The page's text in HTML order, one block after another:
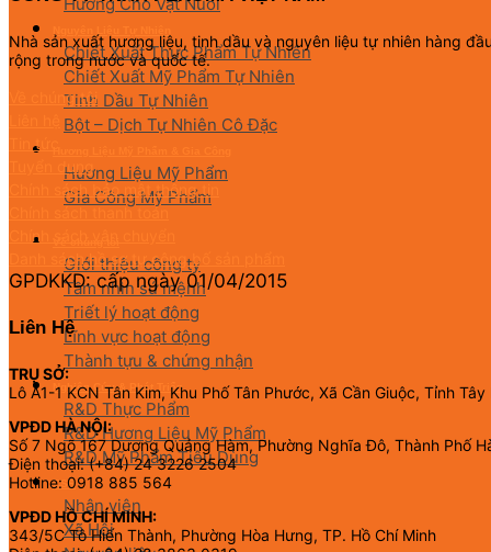
Chiết Xuất Thực Phẩm Tự Nhiên
Chiết Xuất Mỹ Phẩm Tự Nhiên
Tinh Dầu Tự Nhiên
Bột – Dịch Tự Nhiên Cô Đặc
Hương Liệu Mỹ Phẩm
Gia Công Mỹ Phẩm
Giới thiệu công ty
Tầm nhìn sứ mệnh
Triết lý hoạt động
Lĩnh vực hoạt động
Thành tựu & chứng nhận
Nghiên Cứu & Phát Triển
R&D Thực Phẩm
R&D Hương Liệu Mỹ Phẩm
R&D Mỹ Phẩm Tiêu Dùng
CSR
Nhân viên
Xã Hội
Nhà sản xuất hương liệu, tinh dầu và nguyên liệu tự nhiên hàng
rộng trong nước và quốc tế.
Về chúng tôi
Tin tức
Tuyển dụng
Chính sách bảo mật thông tin
Chính sách thanh toán
Chính sách vận chuyển
Danh sách hồ sơ tự công bố sản phẩm
GPDKKD: cấp ngày 01/04/2015
Liên Hệ
TRỤ SỞ:
Lô A1-1 KCN Tân Kim, Khu Phố Tân Phước, Xã Cần Giuộc, Tỉnh Tây
VPĐD HÀ NỘI:
Số 7 Ngõ 167 Dương Quảng Hàm, Phường Nghĩa Đô, Thành Phố
Điện thoại: (+84) 24 3226 2504
Hotline: 0918 885 564
VPĐD HỒ CHÍ MINH:
343/5C Tô Hiến Thành, Phường Hòa Hưng, TP. Hồ Chí Minh